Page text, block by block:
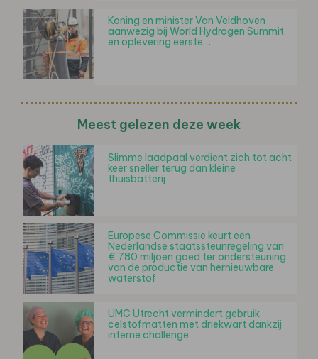
Koning en minister Van Veldhoven
aanwezig bij World Hydrogen Summit
en oplevering eerste…
Meest gelezen deze week
Slimme laadpaal verdient zich tot acht
keer sneller terug dan kleine
thuisbatterij
Europese Commissie keurt een
Nederlandse staatssteunregeling van
€ 780 miljoen goed ter ondersteuning
van de productie van hernieuwbare
waterstof
UMC Utrecht vermindert gebruik
celstofmatten met driekwart dankzij
interne challenge